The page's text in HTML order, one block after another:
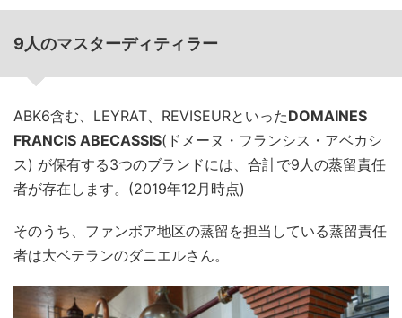
9人のマスターディティラー
ABK6含む、LEYRAT、REVISEURといったDOMAINES
FRANCIS ABECASSIS(ドメーヌ・フランシス・アベカシ
ス) が保有する3つのブランドには、合計で9人の蒸留責任
者が存在します。(2019年12月時点)
そのうち、ファンボア地区の蒸留を担当している蒸留責任
者は大ベテランのダニエルさん。